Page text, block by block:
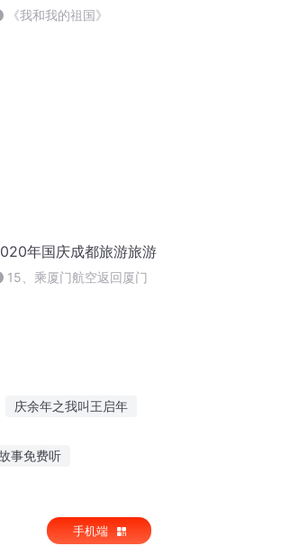
《我和我的祖国》
年国庆成都旅游旅游
15、乘厦门航空返回厦门
庆余年之我叫王启年
事免费听
手机端